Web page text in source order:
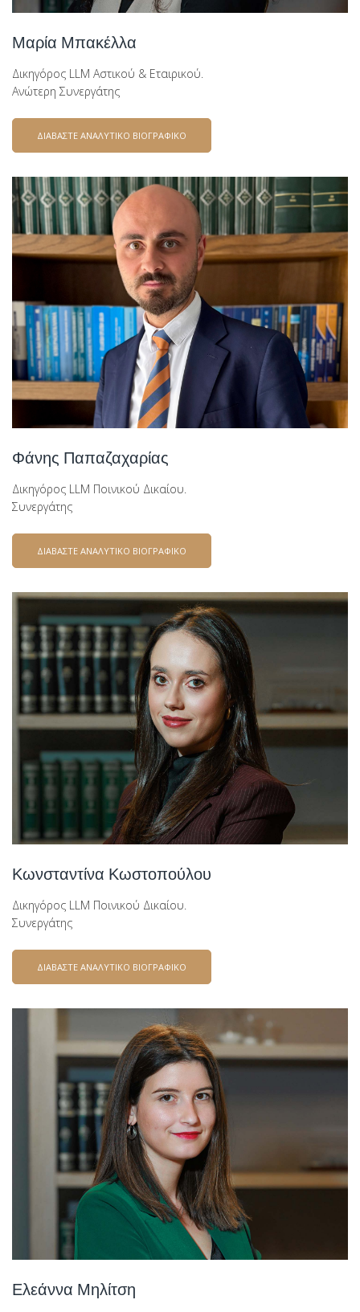
Μαρία Μπακέλλα
Δικηγόρος LLM Αστικού & Εταιρικού.
Ανώτερη Συνεργάτης
ΔΙΑΒΑΣΤΕ ΑΝΑΛΥΤΙΚΟ ΒΙΟΓΡΑΦΙΚΟ
Φάνης Παπαζαχαρίας
Δικηγόρος LLM Ποινικού Δικαίου.
Συνεργάτης
ΔΙΑΒΑΣΤΕ ΑΝΑΛΥΤΙΚΟ ΒΙΟΓΡΑΦΙΚΟ
Κωνσταντίνα Κωστοπούλου
Δικηγόρος LLM Ποινικού Δικαίου.
Συνεργάτης
ΔΙΑΒΑΣΤΕ ΑΝΑΛΥΤΙΚΟ ΒΙΟΓΡΑΦΙΚΟ
Ελεάννα Μηλίτση